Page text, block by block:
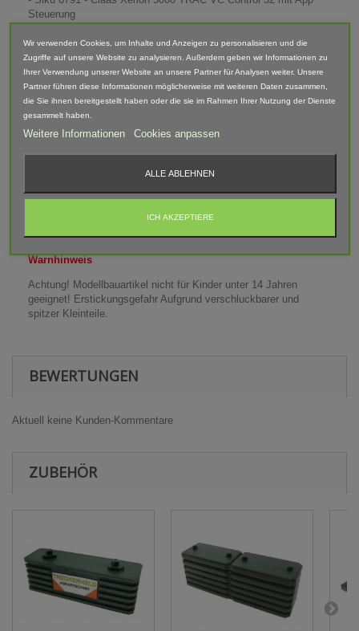
Steuerung
Maße (LxBxH): 39x70x25mm
Gewicht leer: 18g
Gewicht mit Metalleinsatz: 150g
Lieferumfang: Gewicht, Warnaufkleber, Metalleinsätze je
nach bearbeitet. Daher können Form, Farbe und Ausführung
Warnhinweis
Achtung! Modellbauartikel nicht für Kinder unter 14 Jahren
geeignet! Erstickungsgefahr Aufgrund verschluckbarer und
spitzer Kleinteile.
BEWERTUNGEN
Aktuell keine Kunden-Kommentare
ZUBEHÖR
Wir verwenden Cookies, um Inhalte und Anzeigen zu personalisieren und die
Zugriffe auf unsere Website zu analysieren. Außerdem geben wir Informationen zu
Ihrer Verwendung unserer Website an unsere Partner für Analysen weiter. Unsere
Partner führen diese Informationen möglicherweise mit weiteren Daten zusammen,
die Sie ihnen bereitgestellt haben oder die sie im Rahmen Ihrer Nutzung der Dienste
gesammelt haben.
Weitere Informationen Cookies anpassen
ALLE ABLEHNEN
ICH AKZEPTIERE